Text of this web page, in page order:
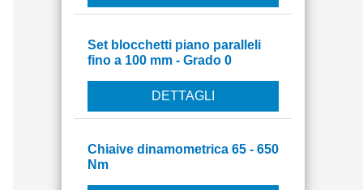
Set blocchetti piano paralleli
fino a 100 mm - Grado 0
DETTAGLI
Chiaive dinamometrica 65 - 650
Nm